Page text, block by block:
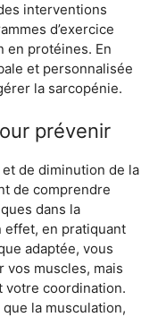
interventions
d’exercice
en protéines. En
et personnalisée
la sarcopénie.
prévenir
et de diminution de la
de comprendre
dans la
effet, en pratiquant
adaptée, vous
vos muscles, mais
votre coordination.
la musculation,